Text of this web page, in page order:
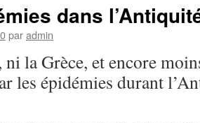
dans
paradmin
la Grèce, et encore
les épidémies durant